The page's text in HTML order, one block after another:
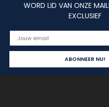
WORD LID VAN ONZE
EXCLUSIEF